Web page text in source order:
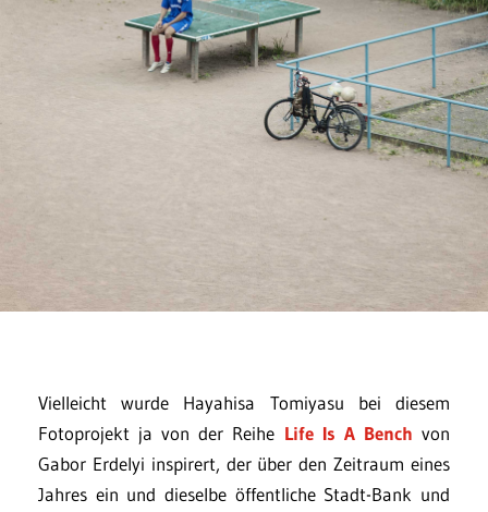
Vielleicht wurde Hayahisa Tomiyasu bei diesem
Fotoprojekt ja von der Reihe Life Is A Bench von
Gabor Erdelyi inspirert, der über den Zeitraum eines
Jahres ein und dieselbe öffentliche Stadt-Bank und